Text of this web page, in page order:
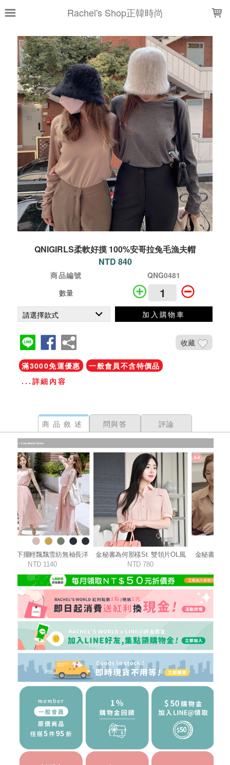
Rachel's Shop正韓時尚
QNIGIRLS柔軟好摸 100%安哥拉兔毛漁夫帽
NTD 840
商品編號
QNG0481
數量
加入購物車
收藏
滿3000免運優惠
一般會員不含特價品
...詳細內容
商品敘述 問與答 評論